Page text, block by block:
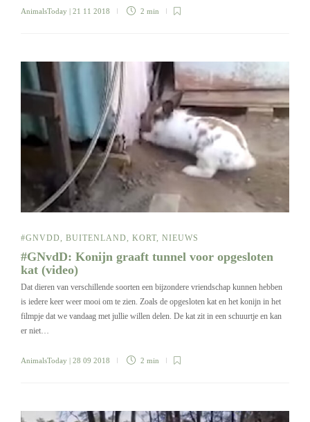
AnimalsToday | 21 11 2018 2 min
#GNVDD, BUITENLAND, KORT, NIEUWS
#GNvdD: Konijn graaft tunnel voor opgesloten
kat (video)
Dat dieren van verschillende soorten een bijzondere vriendschap kunnen hebben
is iedere keer weer mooi om te zien. Zoals de opgesloten kat en het konijn in het
filmpje dat we vandaag met jullie willen delen. De kat zit in een schuurtje en kan
er niet…
AnimalsToday | 28 09 2018 2 min